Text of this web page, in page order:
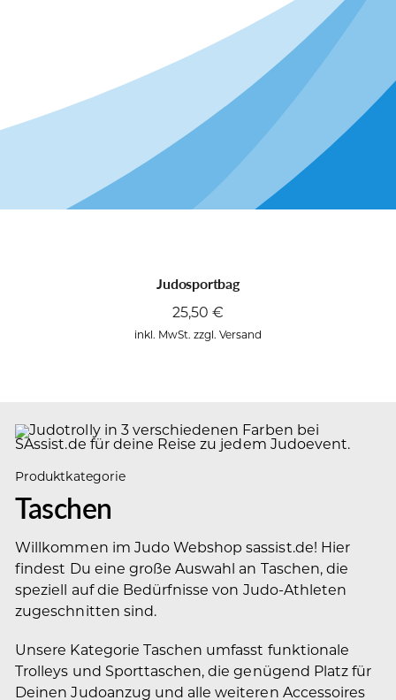
Judosportbag
25,50€
inkl. MwSt. zzgl. Versand
Produktkategorie
Taschen
Willkommen im Judo Webshop sassist.de! Hier
findest Du eine große Auswahl an Taschen, die
speziell auf die Bedürfnisse von Judo-Athleten
zugeschnitten sind.
Unsere Kategorie Taschen umfasst funktionale
Trolleys und Sporttaschen, die genügend Platz für
Deinen Judoanzug und alle weiteren Accessoires